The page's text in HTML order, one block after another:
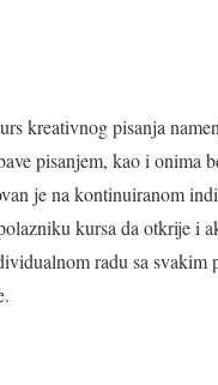
kreativnog pisanja
pisanjem, kao i onima
je na kontinuiranom
kursa da otkrije i
radu sa